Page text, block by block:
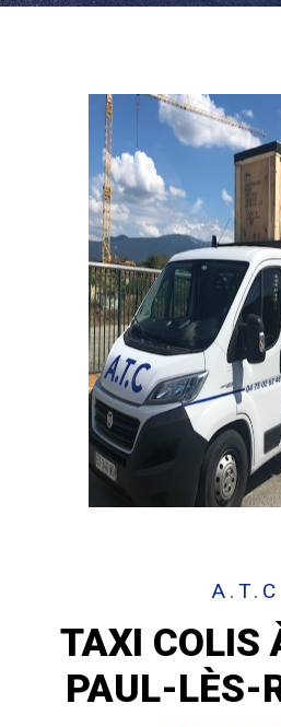
A.T.C
TAXI COLIS
PAUL-LÈS-